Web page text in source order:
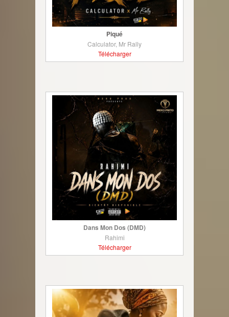
Piqué
Calculator, Mr Rally
Télécharger
Dans Mon Dos (DMD)
Rahimi
Télécharger